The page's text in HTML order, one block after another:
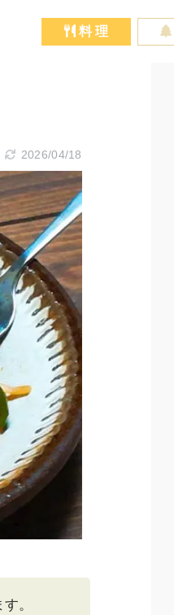
料 理
2026/04/18
。